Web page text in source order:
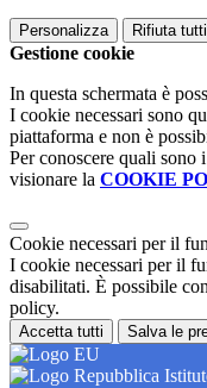
Personalizza Rifiuta tutti
Gestione cookie
In questa schermata è
I cookie necessari sono
piattaforma e non è
Per conoscere quali sono
visionare la COOKIE
Cookie necessari per il
I cookie necessari per il
disabilitati. È possibile
policy.
Accetta tutti Salva le